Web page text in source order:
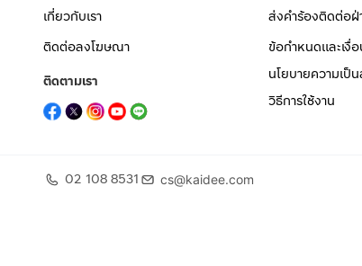
เกี่ยวกับเรา
ติดต่อลงโฆษณา
ติดตามเรา
ส่งคำร้องติดต่อฝ่
ข้อกำหนดและเงื่อ
นโยบายความเป็
วิธีการใช้งาน
02 108 8531 cs@kaidee.com